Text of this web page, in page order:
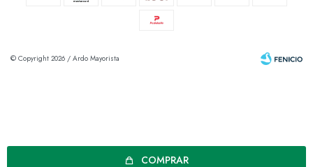
COMPRAR
© Copyright 2026 / Ardo Mayorista